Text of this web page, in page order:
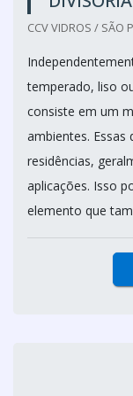
CCV VIDROS / SÃO
temperado, liso
consiste em um
ambientes. Essas
residências,
aplicações. Isso
elemento que